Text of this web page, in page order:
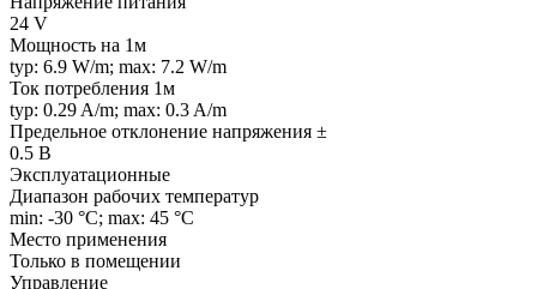
24 V
Мощность на 1м
typ: 6.9 W/m; max: 7.2 W/m
Ток потребления 1м
typ: 0.29 A/m; max: 0.3 A/m
Предельное отклонение напряжения ±
0.5 В
Эксплуатационные
Диапазон рабочих температур
min: -30 °C; max: 45 °C
Место применения
Только в помещении
Управление